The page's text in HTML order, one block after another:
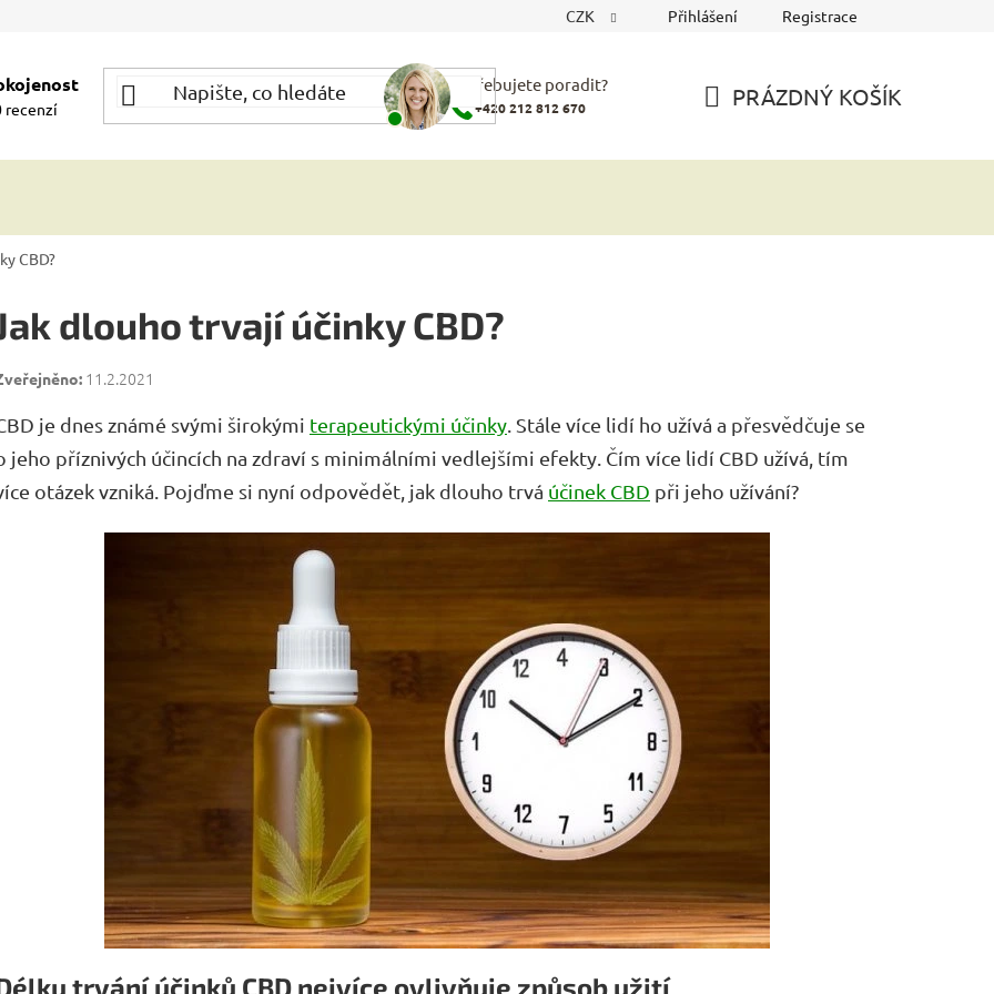
CZK Přihlášení Registrace
recenzí
Potřebujete poradit?
+420 212 812 670 PRÁZDNÝ KOŠÍK
CBD?
dlouho trvají účinky CBD?
11.2.2021
je dnes známé svými širokými terapeutickými účinky . Stále více lidí ho užívá a přesvědčuje se
jeho příznivých účincích na zdraví s minimálními vedlejšími efekty. Čím více lidí CBD užívá, tím
otázek vzniká. Pojďme si nyní odpovědět, jak dlouho trvá účinek CBD při jeho užívání?
trvání účinků CBD nejvíce ovlivňuje způsob užití